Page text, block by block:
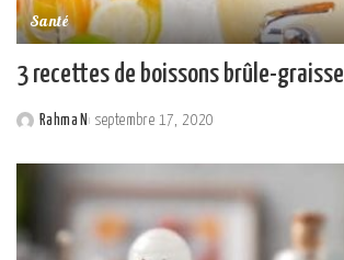
Santé
3 recettes de boissons brûle-graisse
by
Rahma N septembre 17, 2020